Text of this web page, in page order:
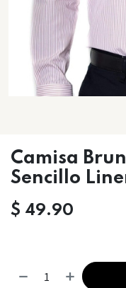
Camisa
Sencillo
$ 49.90